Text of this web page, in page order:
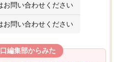
お問い合わせください
お問い合わせください
編集部からみた